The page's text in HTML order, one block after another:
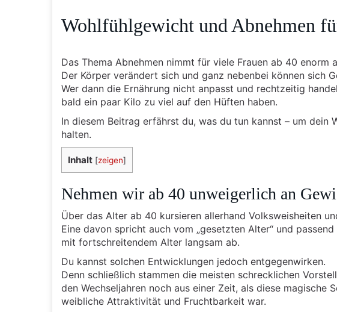
Wohlfühlgewicht und Abnehmen
Das Thema Abnehmen nimmt für viele Frauen ab 40 enorm
Der Körper verändert sich und ganz nebenbei können sich
Wer dann die Ernährung nicht anpasst und rechtzeitig
bald ein paar Kilo zu viel auf den Hüften haben.
In diesem Beitrag erfährst du, was du tun kannst – um dein
halten.
Inhalt [zeigen]
Nehmen wir ab 40 unweigerlich an
Über das Alter ab 40 kursieren allerhand Volksweisheiten
Eine davon spricht auch vom „gesetzten Alter“ und
mit fortschreitendem Alter langsam ab.
Du kannst solchen Entwicklungen jedoch entgegenwirken.
Denn schließlich stammen die meisten schrecklichen
den Wechseljahren noch aus einer Zeit, als diese magische
weibliche Attraktivität und Fruchtbarkeit war.